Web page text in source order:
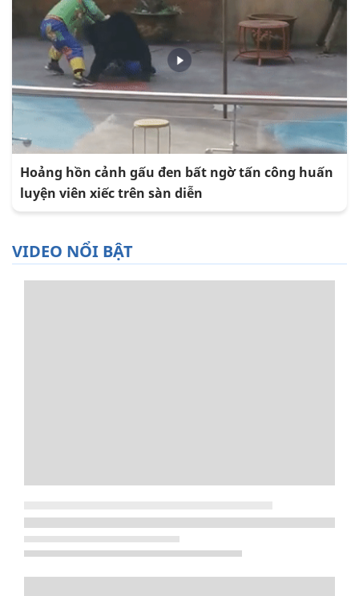
Hoảng hồn cảnh gấu đen bất ngờ tấn công huấn
luyện viên xiếc trên sàn diễn
VIDEO NỔI BẬT